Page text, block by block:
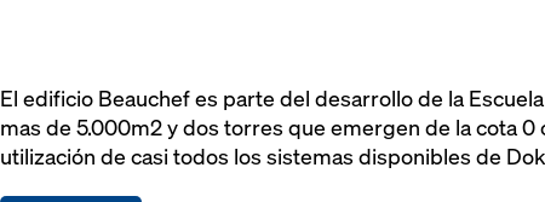
El edificio Beauchef es parte del desarrollo de la
mas de 5.000m2 y dos torres que emergen de la cota
utilización de casi todos los sistemas disponibles de